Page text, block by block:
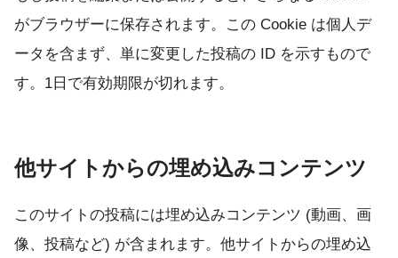
がブラウザーに保存されます。この Cookie は個人デ
ータを含まず、単に変更した投稿の ID を示すもので
す。1日で有効期限が切れます。
他サイトからの埋め込みコンテンツ
このサイトの投稿には埋め込みコンテンツ (動画、画
像、投稿など) が含まれます。他サイトからの埋め込